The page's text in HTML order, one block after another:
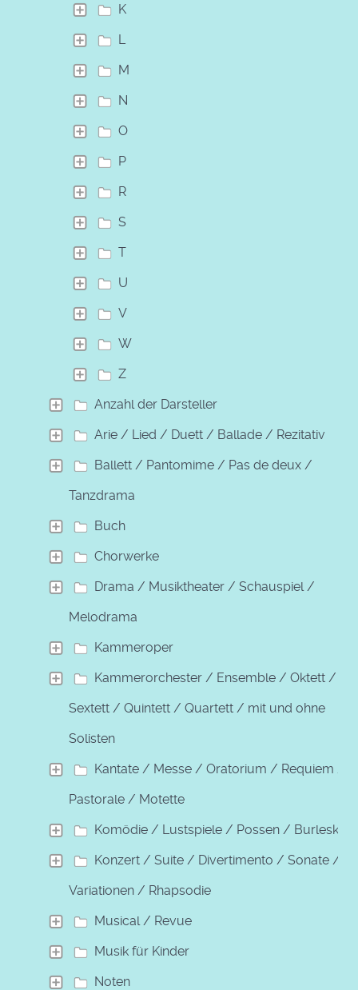
K
L
M
N
O
P
R
S
T
U
V
W
Z
Anzahl der Darsteller
Arie / Lied / Duett / Ballade / Rezitativ
Ballett / Pantomime / Pas de deux /
Tanzdrama
Buch
Chorwerke
Drama / Musiktheater / Schauspiel /
Melodrama
Kammeroper
Kammerorchester / Ensemble / Oktett /
Sextett / Quintett / Quartett / mit und ohne
Solisten
Kantate / Messe / Oratorium / Requiem /
Pastorale / Motette
Komödie / Lustspiele / Possen / Burleske
Konzert / Suite / Divertimento / Sonate /
Variationen / Rhapsodie
Musical / Revue
Musik für Kinder
Noten